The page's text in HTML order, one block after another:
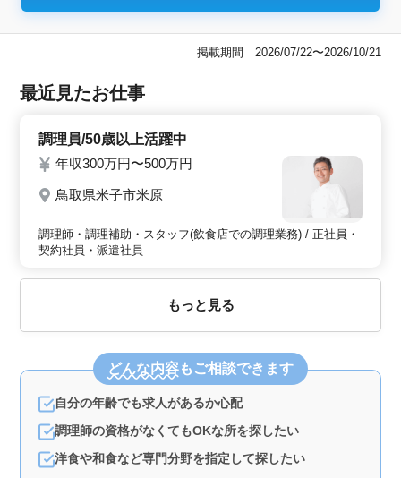
掲載期間 2026/07/22〜2026/10/21
最近見たお仕事
調理員/50歳以上活躍中
年収300万円〜500万円
鳥取県米子市米原
調理師・調理補助・スタッフ(飲食店での調理業務) / 正社員・
契約社員・派遣社員
もっと見る
どんな内容もご相談できます
自分の年齢でも求人があるか心配
調理師の資格がなくてもOKな所を探したい
洋食や和食など専門分野を指定して探したい